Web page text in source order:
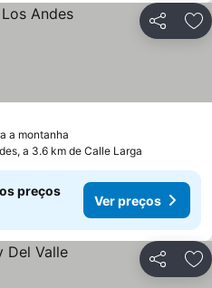
Partilhar
a montanha
a 3.6 km de Calle Larga
preços
Ver preços
Partilhar